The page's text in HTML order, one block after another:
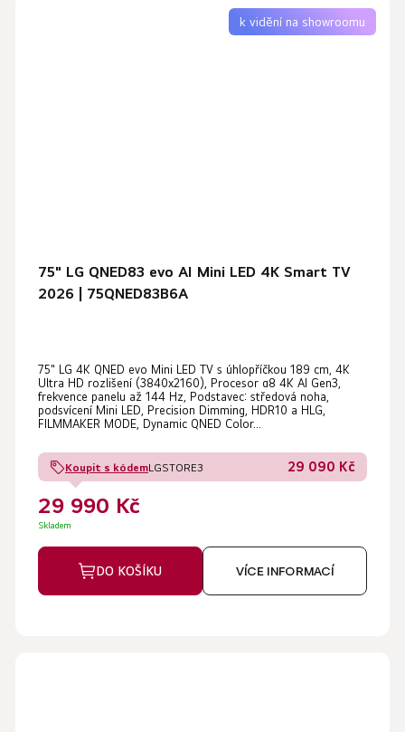
k vidění na showroomu
75" LG QNED83 evo AI Mini LED 4K Smart TV
2026 | 75QNED83B6A
75" LG 4K QNED evo Mini LED TV s úhlopříčkou 189 cm, 4K
Ultra HD rozlišení (3840x2160), Procesor α8 4K AI Gen3,
frekvence panelu až 144 Hz, Podstavec: středová noha,
podsvícení Mini LED, Precision Dimming, HDR10 a HLG,
FILMMAKER MODE, Dynamic QNED Color...
Koupit s kódemLGSTORE3 29 090 Kč
29 990 Kč
Skladem
DO KOŠÍKU VÍCE INFORMACÍ